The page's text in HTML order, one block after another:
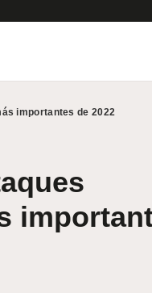
importantes de 2022